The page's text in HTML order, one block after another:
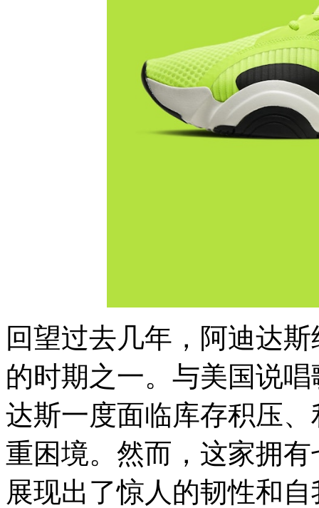
回望过去几年，阿迪达
的时期之一。与美国说
达斯一度面临库存积压
重困境。然而，这家拥
展现出了惊人的韧性和